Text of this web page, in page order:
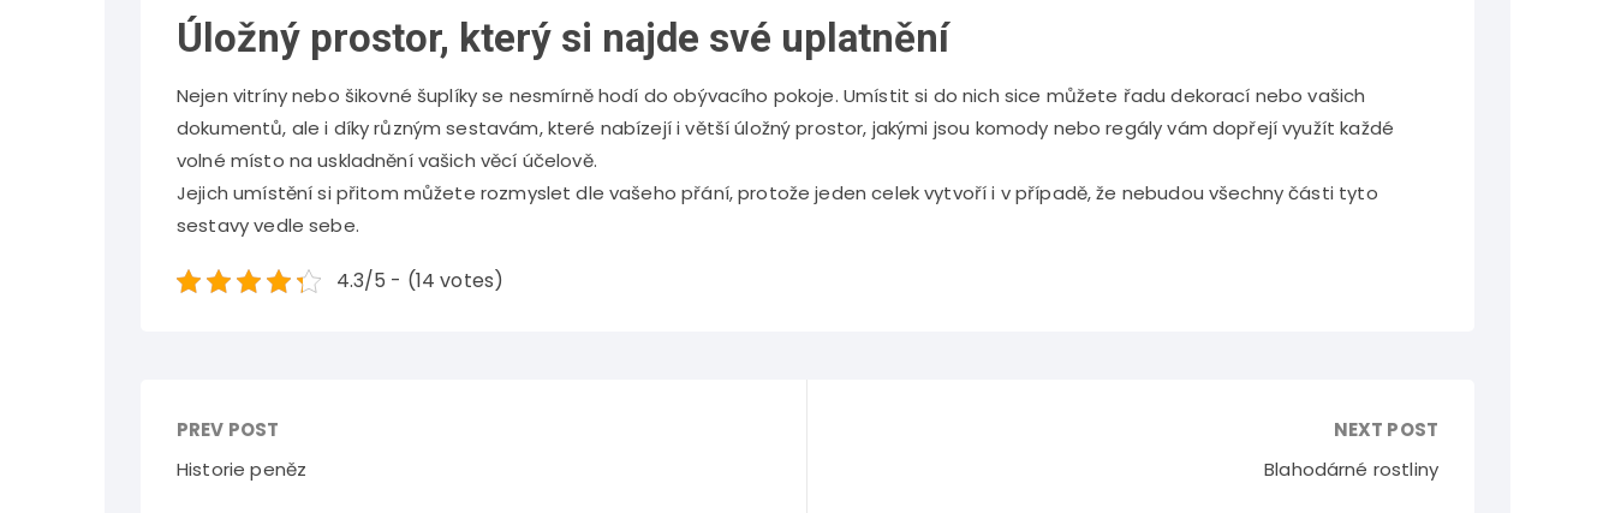
Úložný prostor, který si najde své uplatnění
Nejen vitríny nebo šikovné šuplíky se nesmírně hodí do obývacího pokoje. Umístit si do nich sice můžete řadu dekorací nebo vašich
dokumentů, ale i díky různým sestavám, které nabízejí i větší úložný prostor, jakými jsou komody nebo regály vám dopřejí využít každé
volné místo na uskladnění vašich věcí účelově.
Jejich umístění si přitom můžete rozmyslet dle vašeho přání, protože jeden celek vytvoří i v případě, že nebudou všechny části tyto
sestavy vedle sebe.
4.3/5 - (14 votes)
PREV POST
Historie peněz
NEXT POST
Blahodárné rostliny